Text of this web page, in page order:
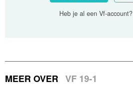
Heb je al een Vf-account?
MEER OVER VF 19-1